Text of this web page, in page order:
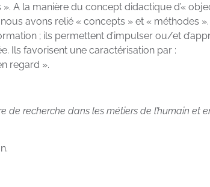
A la manière du concept didactique d’«
avons relié « concepts » et « méthodes ».
; ils permettent d’impulser ou/et
Ils favorisent une caractérisation par :
regard ».
de recherche dans les métiers de l’humain et